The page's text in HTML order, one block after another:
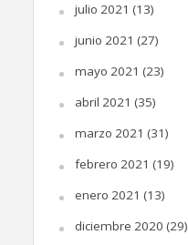
julio 2021 (13)
junio 2021 (27)
mayo 2021 (23)
abril 2021 (35)
marzo 2021 (31)
febrero 2021 (19)
enero 2021 (13)
diciembre 2020 (29)